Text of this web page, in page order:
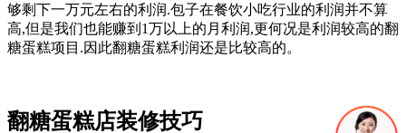
够剩下一万元左右的利润.包子在餐饮小吃行业的利润并不算
高,但是我们也能赚到1万以上的月利润,更何况是利润较高的翻
糖蛋糕项目.因此翻糖蛋糕利润还是比较高的。
翻糖蛋糕店装修技巧